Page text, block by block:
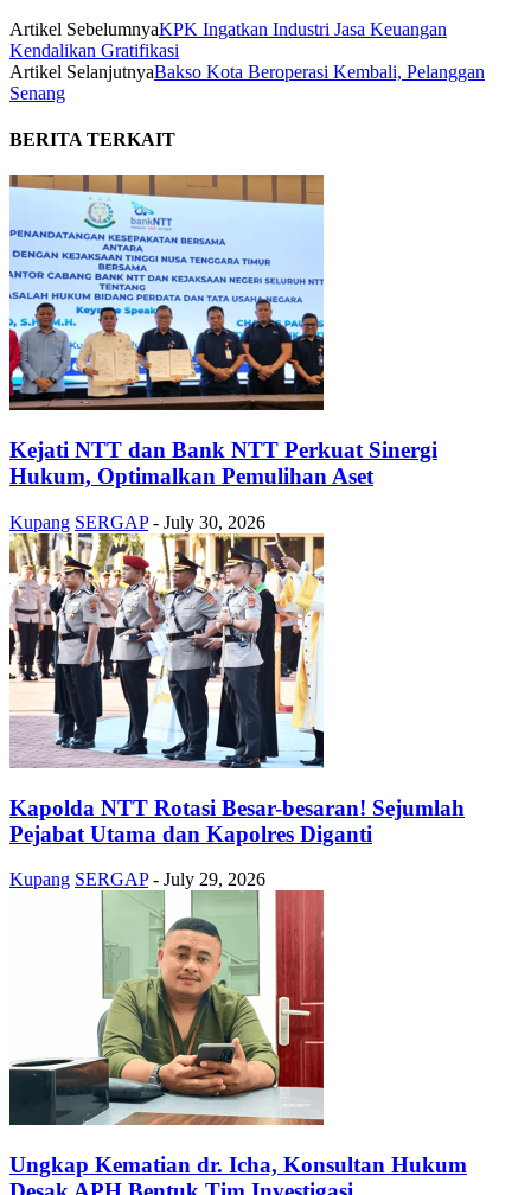
Artikel SebelumnyaKPK Ingatkan Industri Jasa Keuangan
Kendalikan Gratifikasi
Artikel SelanjutnyaBakso Kota Beroperasi Kembali, Pelanggan
Senang
BERITA TERKAIT
Kejati NTT dan Bank NTT Perkuat Sinergi
Hukum, Optimalkan Pemulihan Aset
Kupang SERGAP - July 30, 2026
Kapolda NTT Rotasi Besar-besaran! Sejumlah
Pejabat Utama dan Kapolres Diganti
Kupang SERGAP - July 29, 2026
Ungkap Kematian dr. Icha, Konsultan Hukum